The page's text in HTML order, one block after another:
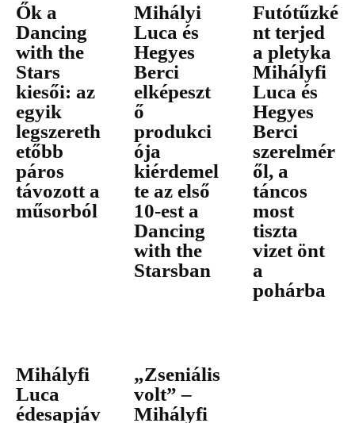
Ők a
Dancing
with the
Stars
kiesői: az
egyik
legszereth
etőbb
páros
távozott a
műsorból
Mihályi
Luca és
Hegyes
Berci
elképeszt
ő
produkci
ója
kiérdemel
te az első
10-est a
Dancing
with the
Starsban
Futótűzké
nt terjed
a pletyka
Mihályfi
Luca és
Hegyes
Berci
szerelmér
ől, a
táncos
most
tiszta
vizet önt
a
pohárba
Mihályfi
Luca
édesapjáv
„Zseniális
volt” –
Mihályfi